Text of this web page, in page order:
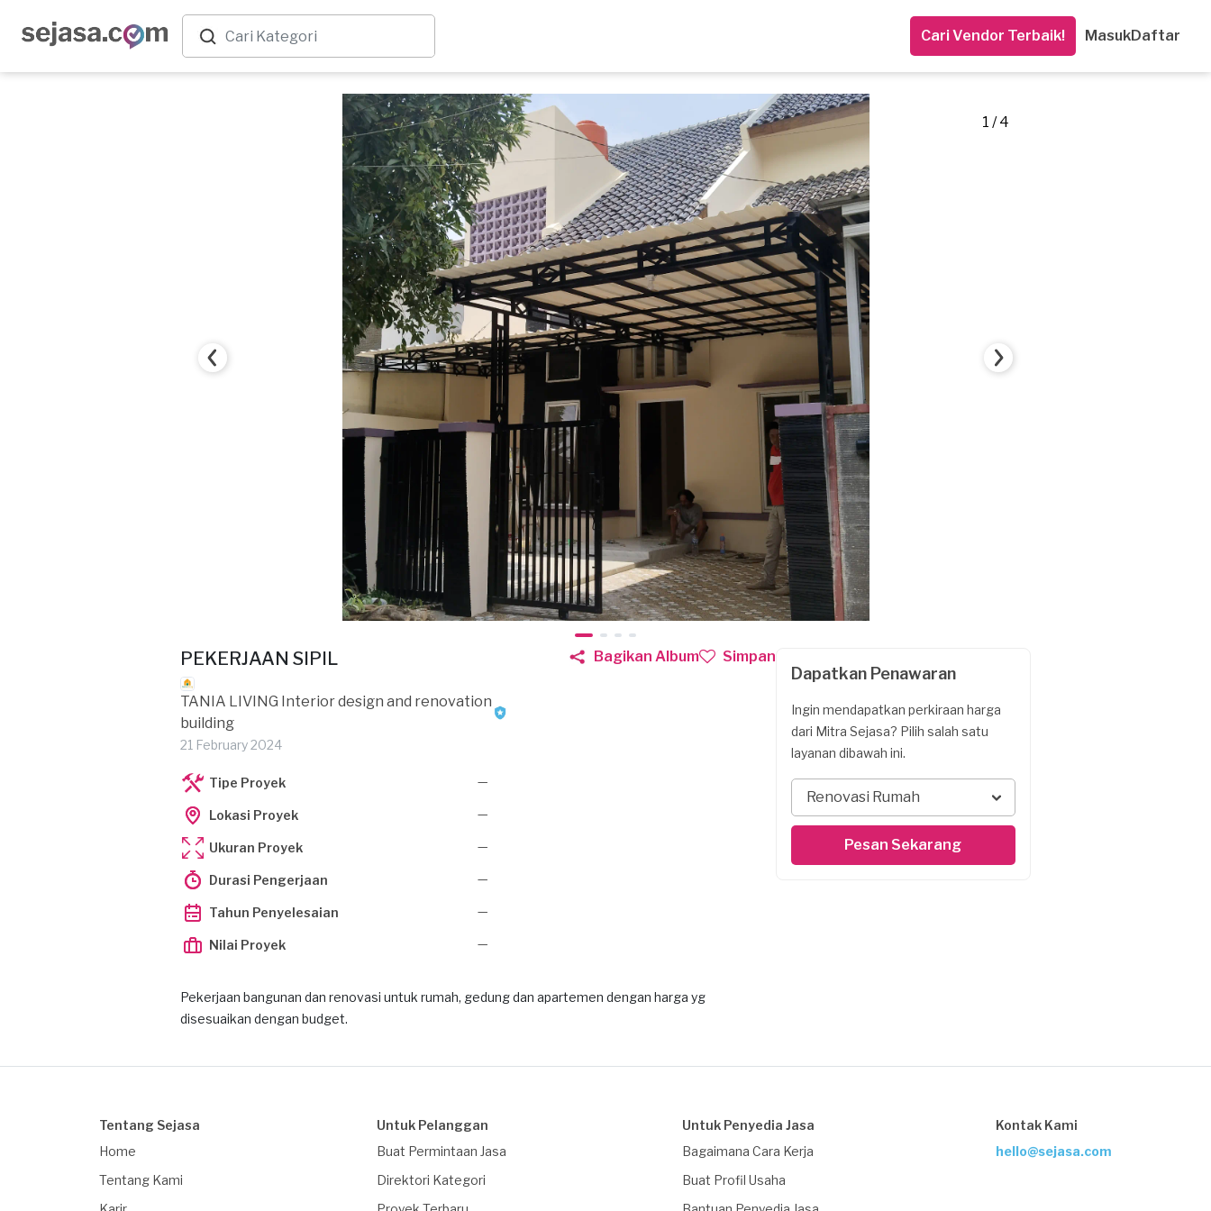
Cari Vendor Terbaik! MasukDaftar
1 / 4
PEKERJAAN SIPIL
TANIA LIVING Interior design and renovation
building
21 February 2024
Bagikan Album Simpan
Tipe Proyek —
Lokasi Proyek —
Ukuran Proyek —
Durasi Pengerjaan —
Tahun Penyelesaian —
Nilai Proyek —
Pekerjaan bangunan dan renovasi untuk rumah, gedung dan apartemen dengan harga yg
disesuaikan dengan budget.
Dapatkan Penawaran
Ingin mendapatkan perkiraan harga
dari Mitra Sejasa? Pilih salah satu
layanan dibawah ini.
Renovasi Rumah
Pesan Sekarang
Tentang Sejasa
Home
Tentang Kami
Untuk Pelanggan
Buat Permintaan Jasa
Direktori Kategori
Untuk Penyedia Jasa
Bagaimana Cara Kerja
Buat Profil Usaha
Kontak Kami
hello@sejasa.com